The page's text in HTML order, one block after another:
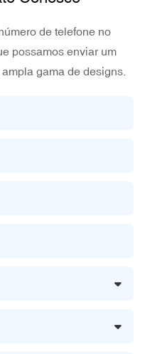
de telefone no
possamos enviar um
gama de designs.